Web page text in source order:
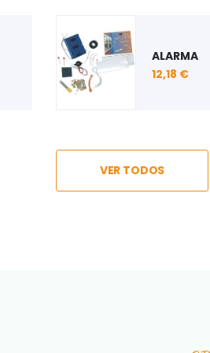
CONSUMIBLES
INFORMÁTICOS
ALPHA
29,44 €
VER TODOS